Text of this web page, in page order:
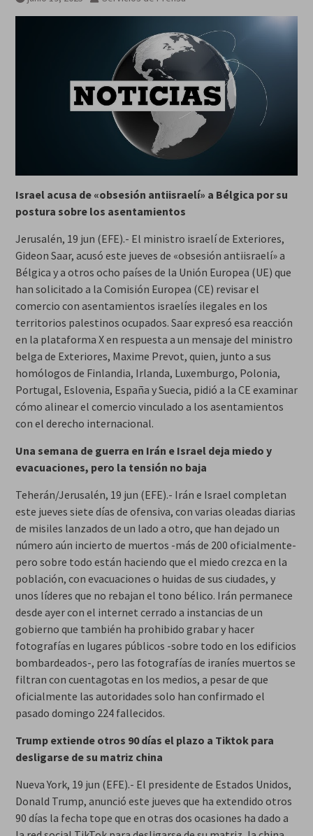
Israel acusa de «obsesión antiisraelí» a Bélgica por su
postura sobre los asentamientos
Jerusalén, 19 jun (EFE).- El ministro israelí de Exteriores,
Gideon Saar, acusó este jueves de «obsesión antiisraelí» a
Bélgica y a otros ocho países de la Unión Europea (UE) que
han solicitado a la Comisión Europea (CE) revisar el
comercio con asentamientos israelíes ilegales en los
territorios palestinos ocupados. Saar expresó esa reacción
en la plataforma X en respuesta a un mensaje del ministro
belga de Exteriores, Maxime Prevot, quien, junto a sus
homólogos de Finlandia, Irlanda, Luxemburgo, Polonia,
Portugal, Eslovenia, España y Suecia, pidió a la CE examinar
cómo alinear el comercio vinculado a los asentamientos
con el derecho internacional.
Una semana de guerra en Irán e Israel deja miedo y
evacuaciones, pero la tensión no baja
Teherán/Jerusalén, 19 jun (EFE).- Irán e Israel completan
este jueves siete días de ofensiva, con varias oleadas diarias
de misiles lanzados de un lado a otro, que han dejado un
número aún incierto de muertos -más de 200 oficialmente-
pero sobre todo están haciendo que el miedo crezca en la
población, con evacuaciones o huidas de sus ciudades, y
unos líderes que no rebajan el tono bélico. Irán permanece
desde ayer con el internet cerrado a instancias de un
gobierno que también ha prohibido grabar y hacer
fotografías en lugares públicos -sobre todo en los edificios
bombardeados-, pero las fotografías de iraníes muertos se
filtran con cuentagotas en los medios, a pesar de que
oficialmente las autoridades solo han confirmado el
pasado domingo 224 fallecidos.
Trump extiende otros 90 días el plazo a Tiktok para
desligarse de su matriz china
Nueva York, 19 jun (EFE).- El presidente de Estados Unidos,
Donald Trump, anunció este jueves que ha extendido otros
90 días la fecha tope que en otras dos ocasiones ha dado a